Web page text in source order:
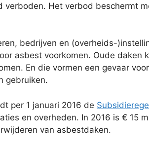
Het verbod beschermt
bedrijven en (overheids-
asbest voorkomen. Oude daken
En die vormen een gevaar
gebruiken.
per 1 januari 2016 de
en overheden. In 2016 is € 15
van asbestdaken.